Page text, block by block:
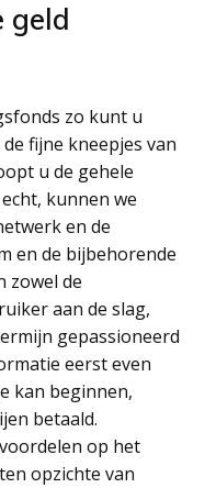
geld
zo kunt u
fijne kneepjes van
u de gehele
kunnen we
en de
en de bijbehorende
zowel de
aan de slag,
gepassioneerd
eerst even
kan beginnen,
betaald.
op het
opzichte van